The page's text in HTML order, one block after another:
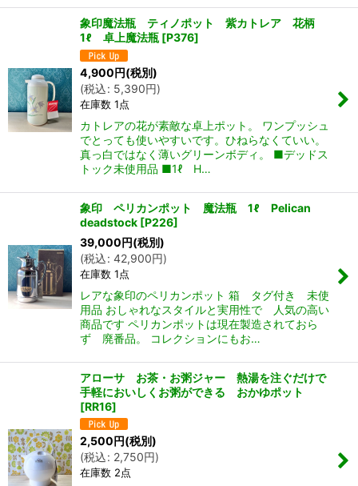
象印魔法瓶 ティノポット 紫カトレア 花柄
1ℓ 卓上魔法瓶 [P376]
4,900円(税別)
(税込: 5,390円)
在庫数 1点
カトレアの花が素敵な卓上ポット。 ワンプッシュ
でとっても使いやすいです。ひねらなくていい。
真っ白ではなく薄いグリーンボディ。 ■デッドス
トック未使用品 ■1ℓ H…
象印 ペリカンポット 魔法瓶 1ℓ Pelican
deadstock [P226]
39,000円(税別)
(税込: 42,900円)
在庫数 1点
レアな象印のペリカンポット 箱 タグ付き 未使
用品 おしゃれなスタイルと実用性で 人気の高い
商品です ペリカンポットは現在製造されておら
ず 廃番品。 コレクションにもお…
アローサ お茶・お粥ジャー 熱湯を注ぐだけで
手軽においしくお粥ができる おかゆポット
[RR16]
2,500円(税別)
(税込: 2,750円)
在庫数 2点